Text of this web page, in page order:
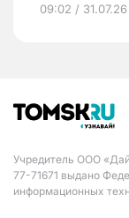
09:02 / 31.07.26
Учредитель ООО
77-71671 выдано
информационных